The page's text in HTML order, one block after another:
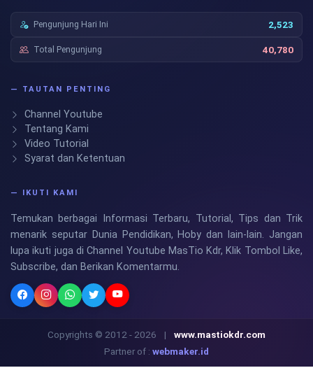
Pengunjung Hari Ini 2,523
Total Pengunjung 40,780
— TAUTAN PENTING
Channel Youtube
Tentang Kami
Video Tutorial
Syarat dan Ketentuan
— IKUTI KAMI
Temukan berbagai Informasi Terbaru, Tutorial, Tips dan Trik
menarik seputar Dunia Pendidikan, Hoby dan lain-lain. Jangan
lupa ikuti juga di Channel Youtube MasTio Kdr, Klik Tombol Like,
Subscribe, dan Berikan Komentarmu.
Copyrights © 2012 - 2026 |
www.mastiokdr.com
Partner of : webmaker.id